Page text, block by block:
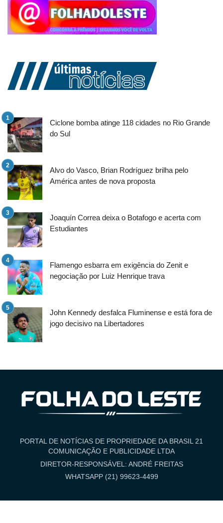
Ciclone bomba atinge 118 cidades no Rio Grande
do Sul
Alvo do Vasco, Brian Rodríguez brilha pelo
América antes de nova proposta
Joaquín Correa deixa o Botafogo e acerta com
Estudiantes
Flamengo esbarra em exigência do Zenit e
negociação por Luiz Henrique trava
John Kennedy desfalca Fluminense e está fora de
jogo decisivo na Libertadores
PORTAL DE NOTÍCIAS DE PROPRIEDADE DA BRASIL 21
COMUNICAÇÃO E PUBLICIDADE LTDA
DIRETOR-RESPONSÁVEL: ANDRÉ FREITAS
WHATSAPP (21) 99623-4499